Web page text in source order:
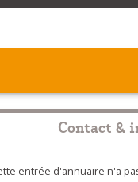
Contact &
entrée d'annuaire n'a